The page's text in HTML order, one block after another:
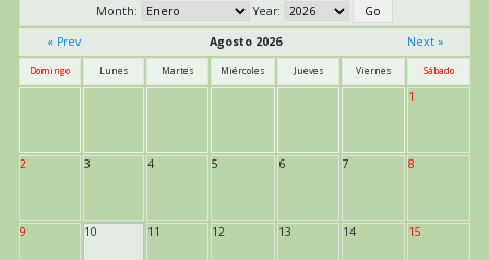
Month:
Year:
« Prev
Agosto 2026 Next »
Domingo Lunes Martes Miércoles Jueves Viernes Sábado
1
2 3 4 5 6 7 8
9 10 11 12 13 14 15